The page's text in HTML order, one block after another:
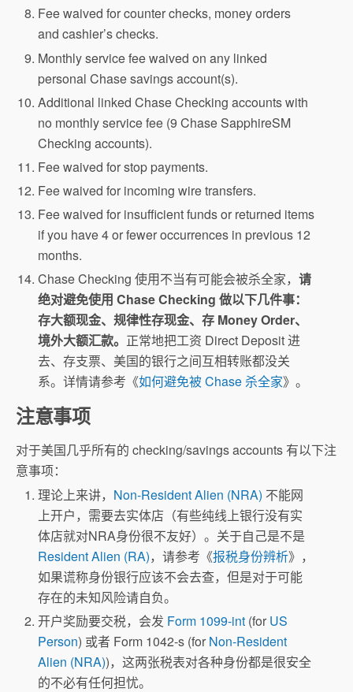
Fee waived for counter checks, money orders
and cashier’s checks.
Monthly service fee waived on any linked
personal Chase savings account(s).
Additional linked Chase Checking accounts with
no monthly service fee (9 Chase SapphireSM
Checking accounts).
Fee waived for stop payments.
Fee waived for incoming wire transfers.
Fee waived for insufficient funds or returned items
if you have 4 or fewer occurrences in previous 12
months.
Chase Checking 使用不当有可能会被杀全家，请
绝对避免使用 Chase Checking 做以下几件事：
存大额现金、规律性存现金、存 Money Order、
境外大额汇款。 正常地把工资 Direct Deposit 进
去、存支票、美国的银行之间互相转账都没关
系。详情请参考《如何避免被 Chase 杀全家》。
注意事项
对于美国几乎所有的 checking/savings accounts 有以下注
意事项：
理论上来讲， Non-Resident Alien (NRA) 不能网
上开户，需要去实体店（有些纯线上银行没有实
体店就对NRA身份很不友好）。关于自己是不是
Resident Alien (RA)，请参考《报税身份辨析》，
如果谎称身份银行应该不会去查，但是对于可能
存在的未知风险请自负。
开户奖励要交税，会发 Form 1099-int (for US
Person) 或者 Form 1042-s (for Non-Resident
Alien (NRA))，这两张税表对各种身份都是很安全
的不必有任何担忧。